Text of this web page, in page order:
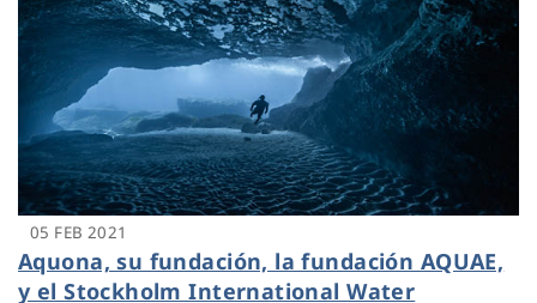
05 FEB 2021
Aquona, su fundación, la fundación AQUAE,
y el Stockholm International Water